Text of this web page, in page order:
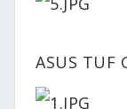
ASUS TUF